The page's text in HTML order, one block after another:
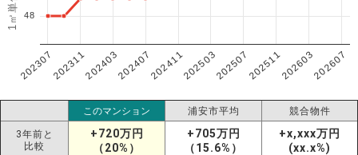
202307202311202403202407202411202503202507202511202603202607
48
このマンション 浦安市平均 競合物件
3年前と
比較
+720万円
（20%）
+705万円
（15.6%）
+x,xxx万円
(xx.x%)